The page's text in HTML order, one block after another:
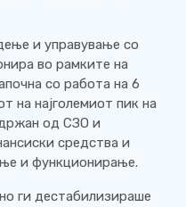
и управување со
во рамките на
со работа на 6
на најголемиот пик на
од СЗО и
средства и
и функционирање.
ги ​​дестабилизираше